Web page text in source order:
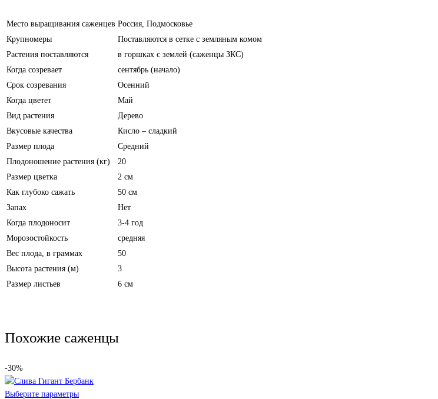
Место выращивания саженцев Россия, Подмосковье
Крупномеры
Поставляются в сетке с земляным комом
Растения поставляются
в горшках с землей (саженцы ЗКС)
Когда созревает
сентябрь (начало)
Срок созревания
Осенний
Когда цветет
Май
Вид растения
Дерево
Вкусовые качества
Кисло – сладкий
Размер плода
Средний
Плодоношение растения (кг)
20
Размер цветка
2 см
Как глубоко сажать
50 см
Запах
Нет
Когда плодоносит
3-4 год
Морозостойкость
средняя
Вес плода, в граммах
50
Высота растения (м)
3
Размер листьев
6 см
Похожие саженцы
-30%
Выберите параметры